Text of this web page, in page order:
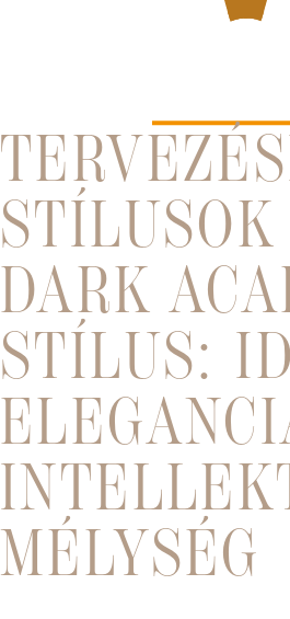
STÍLUSOK
DARK
STÍLUS:
MÉLYSÉG